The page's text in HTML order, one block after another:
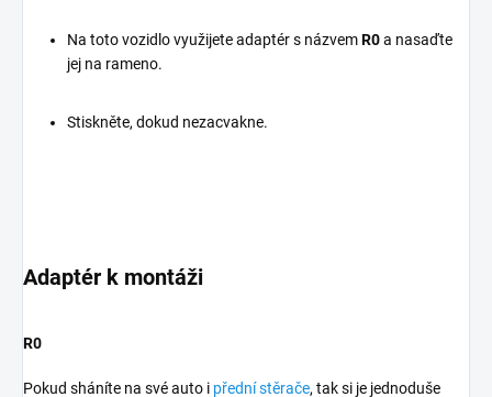
Na toto vozidlo využijete adaptér s názvemR0a nasaďte
jej na rameno.
Stiskněte, dokud nezacvakne.
Adaptér k montáži
R0
Pokud sháníte na své auto i přední stěrače, tak si je jednoduše